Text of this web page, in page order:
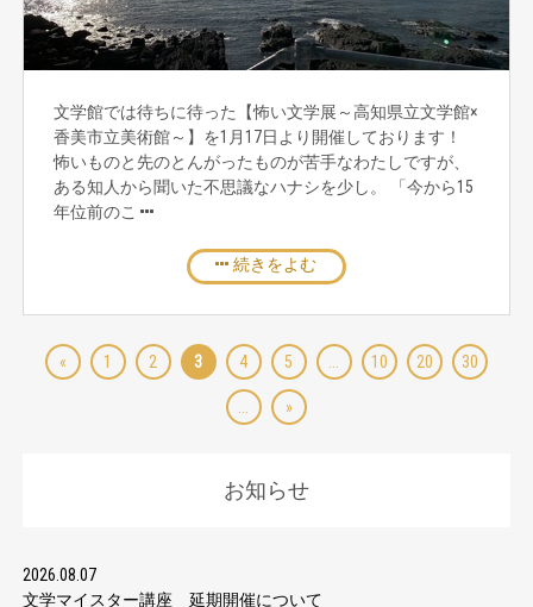
文学館では待ちに待った【怖い文学展～高知県立文学館×
香美市立美術館～】を1月17日より開催しております！
怖いものと先のとんがったものが苦手なわたしですが、
ある知人から聞いた不思議なハナシを少し。 「今から15
年位前のこ
続きをよむ
« 1 2 3 4 5 10 20 30
»
お知らせ
2026.08.07
文学マイスター講座 延期開催について